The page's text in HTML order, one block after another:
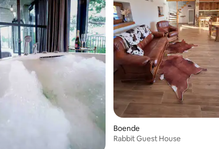
betyg, 17 omdömen
Boende
Rabbit Guest House